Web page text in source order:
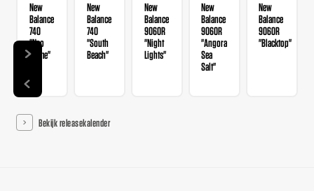
New
Balance
740
"Neo
Flame"
New
Balance
740
"South
Beach"
New
Balance
9060R
"Night
Lights"
New
Balance
9060R
"Angora
Sea
Salt"
New
Balance
9060R
"Blacktop"
Bekijk releasekalender